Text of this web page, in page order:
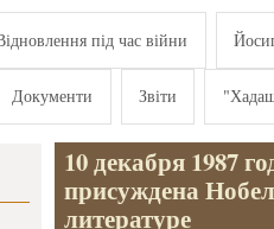
під час війни
Документи Звіти
10 декабря 1987
присуждена
литературе